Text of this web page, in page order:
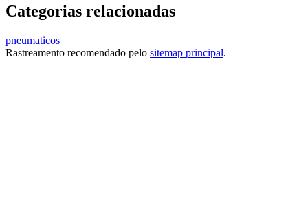
Categorias relacionadas
pneumaticos
Rastreamento recomendado pelo sitemap principal.